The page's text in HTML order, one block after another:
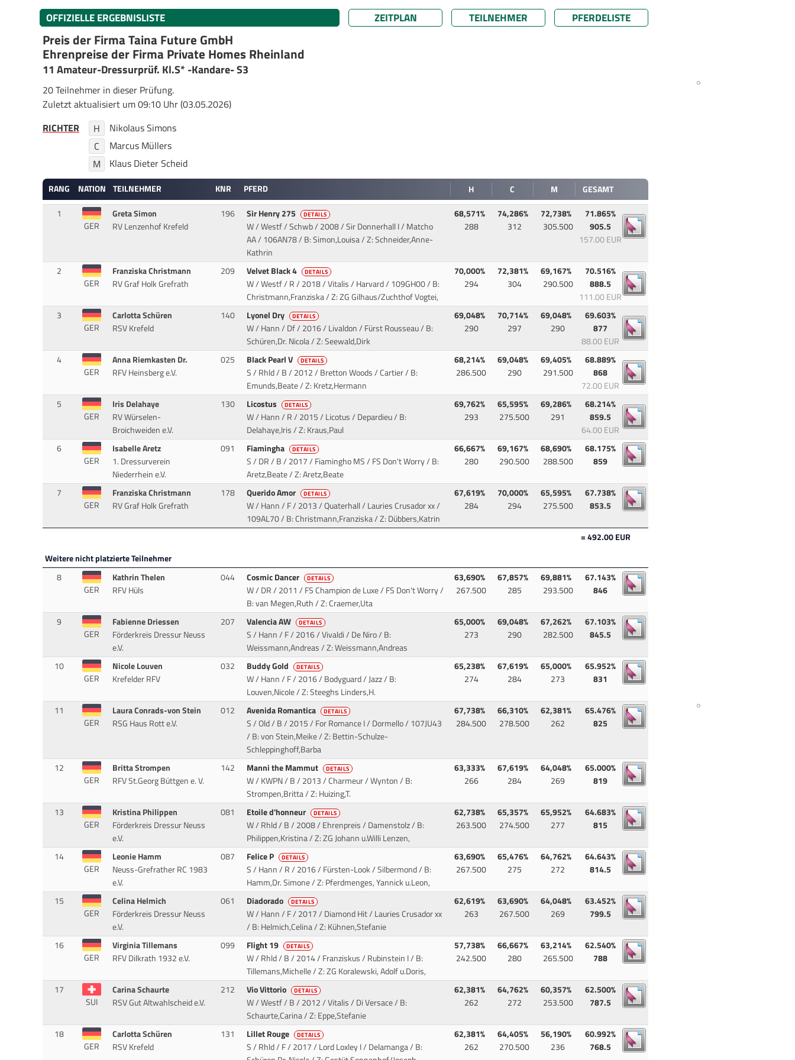
OFFIZIELLE ERGEBNISLISTE ZEITPLAN TEILNEHMER PFERDELISTE
Preis der Firma Taina Future GmbH
Ehrenpreise der Firma Private Homes Rheinland
11 Amateur-Dressurprüf. Kl.S* -Kandare- S3
20 Teilnehmer in dieser Prüfung.
Zuletzt aktualisiert um 09:10 Uhr (03.05.2026)
RICHTER
H
Nikolaus Simons
C
Marcus Müllers
M
Klaus Dieter Scheid
RANG NATION TEILNEHMER KNR PFERD H C M
GESAMT
1
GER
Greta Simon
RV Lenzenhof Krefeld
196 Sir Henry 275 DETAILS
W / Westf / Schwb / 2008 / Sir Donnerhall I / Matcho
AA/ 106AN78 / B: Simon,Louisa / Z: Schneider,Anne-
Kathrin
68,571%
288
74,286%
312
72,738%
305.500
71.865%
905.5
157.00 EUR
2
GER
Franziska Christmann
RV Graf Holk Grefrath
209 Velvet Black 4 DETAILS
W / Westf / R / 2018 / Vitalis / Harvard/ 109GH00 / B:
Christmann,Franziska / Z: ZG Gilhaus/Zuchthof Vogtei,
70,000%
294
72,381%
304
69,167%
290.500
70.516%
888.5
111.00 EUR
3
GER
Carlotta Schüren
RSV Krefeld
140 Lyonel Dry DETAILS
W / Hann / Df / 2016 / Livaldon / Fürst Rousseau/ B:
Schüren,Dr. Nicola / Z: Seewald,Dirk
69,048%
290
70,714%
297
69,048%
290
69.603%
877
88.00 EUR
4
GER
Anna Riemkasten Dr.
RFV Heinsberg e.V.
025 Black Pearl V DETAILS
S / Rhld / B / 2012 / Bretton Woods / Cartier/ B:
Emunds,Beate / Z: Kretz,Hermann
68,214%
286.500
69,048%
290
69,405%
291.500
68.889%
868
72.00 EUR
5
GER
Iris Delahaye
RV Würselen-
Broichweiden e.V.
130 Licostus DETAILS
W / Hann / R / 2015 / Licotus / Depardieu/ B:
Delahaye,Iris / Z: Kraus,Paul
69,762%
293
65,595%
275.500
69,286%
291
68.214%
859.5
64.00 EUR
6
GER
Isabelle Aretz
1. Dressurverein
Niederrhein e.V.
091 Fiamingha DETAILS
S / DR / B / 2017 / Fiamingho MS / FS Don't Worry/ B:
Aretz,Beate / Z: Aretz,Beate
66,667%
280
69,167%
290.500
68,690%
288.500
68.175%
859
7
GER
Franziska Christmann
RV Graf Holk Grefrath
178 Querido Amor DETAILS
W / Hann / F / 2013 / Quaterhall / Lauries Crusador xx/
109AL70 / B: Christmann,Franziska / Z: Dübbers,Katrin
67,619%
284
70,000%
294
65,595%
275.500
67.738%
853.5
= 492.00 EUR
Weitere nicht platzierte Teilnehmer
8
GER
Kathrin Thelen
RFV Hüls
044 Cosmic Dancer DETAILS
W / DR / 2011 / FS Champion de Luxe / FS Don't Worry/
B: van Megen,Ruth / Z: Craemer,Uta
63,690%
267.500
67,857%
285
69,881%
293.500
67.143%
846
9
GER
Fabienne Driessen
Förderkreis Dressur Neuss
e.V.
207 Valencia AW DETAILS
S / Hann / F / 2016 / Vivaldi / De Niro/ B:
Weissmann,Andreas / Z: Weissmann,Andreas
65,000%
273
69,048%
290
67,262%
282.500
67.103%
845.5
10
GER
Nicole Louven
Krefelder RFV
032 Buddy Gold DETAILS
W / Hann / F / 2016 / Bodyguard / Jazz/ B:
Louven,Nicole / Z: Steeghs Linders,H.
65,238%
274
67,619%
284
65,000%
273
65.952%
831
11
GER
Laura Conrads-von Stein
RSG Haus Rott e.V.
012 Avenida Romantica DETAILS
S / Old / B / 2015 / For Romance I / Dormello/ 107JU43
/ B: von Stein,Meike / Z: Bettin-Schulze-
Schleppinghoff,Barba
67,738%
284.500
66,310%
278.500
62,381%
262
65.476%
825
12
GER
Britta Strompen
RFV St.Georg Büttgen e. V.
142 Manni the Mammut DETAILS
W / KWPN / B / 2013 / Charmeur / Wynton/ B:
Strompen,Britta / Z: Huizing,T.
63,333%
266
67,619%
284
64,048%
269
65.000%
819
13
GER
Kristina Philippen
Förderkreis Dressur Neuss
e.V.
081 Etoile d'honneur DETAILS
W / Rhld / B / 2008 / Ehrenpreis / Damenstolz/ B:
Philippen,Kristina / Z: ZG Johann u.Willi Lenzen,
62,738%
263.500
65,357%
274.500
65,952%
277
64.683%
815
14
GER
Leonie Hamm
Neuss-Grefrather RC 1983
e.V.
087 Felice P DETAILS
S / Hann / R / 2016 / Fürsten-Look / Silbermond/ B:
Hamm,Dr. Simone / Z: Pferdmenges, Yannick u.Leon,
63,690%
267.500
65,476%
275
64,762%
272
64.643%
814.5
15
GER
Celina Helmich
Förderkreis Dressur Neuss
e.V.
061 Diadorado DETAILS
W / Hann / F / 2017 / Diamond Hit / Lauries Crusador xx
/ B: Helmich,Celina / Z: Kühnen,Stefanie
62,619%
263
63,690%
267.500
64,048%
269
63.452%
799.5
16
GER
Virginia Tillemans
RFV Dilkrath 1932 e.V.
099 Flight 19 DETAILS
W / Rhld / B / 2014 / Franziskus / Rubinstein I/ B:
Tillemans,Michelle / Z: ZG Koralewski, Adolf u.Doris,
57,738%
242.500
66,667%
280
63,214%
265.500
62.540%
788
17
SUI
Carina Schaurte
RSV Gut Altwahlscheid e.V.
212 Vio Vittorio DETAILS
W / Westf / B / 2012 / Vitalis / Di Versace/ B:
Schaurte,Carina / Z: Eppe,Stefanie
62,381%
262
64,762%
272
60,357%
253.500
62.500%
787.5
18
GER
Carlotta Schüren
RSV Krefeld
131 Lillet Rouge DETAILS
S / Rhld / F / 2017 / Lord Loxley I / Delamanga/ B:
62,381%
262
64,405%
270.500
56,190%
236
60.992%
768.5